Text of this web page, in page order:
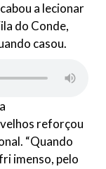
a lecionar
do Conde,
casou.
reforçou
“Quando
imenso, pelo